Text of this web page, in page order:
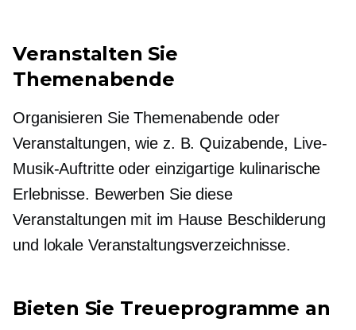
Veranstalten Sie
Themenabende
Organisieren Sie Themenabende oder
Veranstaltungen, wie z. B. Quizabende, Live-
Musik-Auftritte oder einzigartige kulinarische
Erlebnisse. Bewerben Sie diese
Veranstaltungen mit im Hause Beschilderung
und lokale Veranstaltungsverzeichnisse.
Bieten Sie Treueprogramme an